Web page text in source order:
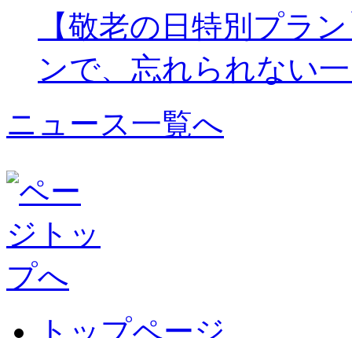
【敬老の日特別プラ
ンで、忘れられない
ニュース一覧へ
トップページ